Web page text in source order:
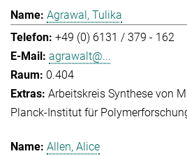
Agrawal, Tulika
+49 (0) 6131 / 379 - 162
agrawalt@...
0.404
Arbeitskreis Synthese von
Planck-Institut für
Allen, Alice